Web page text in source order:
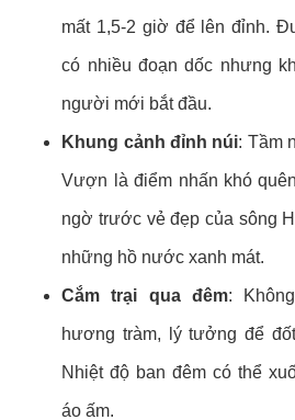
mất 1,5-2 giờ để lên đỉnh.
có nhiều đoạn dốc nhưng
người mới bắt đầu.
Khung cảnh đỉnh núi: Tầm
Vượn là điểm nhấn khó
ngờ trước vẻ đẹp của sông
những hồ nước xanh mát.
Cắm trại qua đêm:
hương tràm, lý tưởng để
Nhiệt độ ban đêm có thể
áo ấm.